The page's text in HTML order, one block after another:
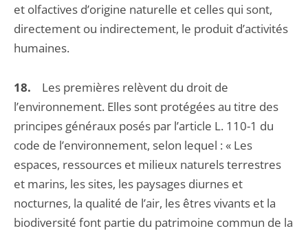
et olfactives d’origine naturelle et celles qui sont,
directement ou indirectement, le produit d’activités
humaines.
18.
Les premières relèvent du droit de
l’environnement. Elles sont protégées au titre des
principes généraux posés par l’article L. 110-1 du
code de l’environnement, selon lequel : « Les
espaces, ressources et milieux naturels terrestres
et marins, les sites, les paysages diurnes et
nocturnes, la qualité de l’air, les êtres vivants et la
biodiversité font partie du patrimoine commun de la